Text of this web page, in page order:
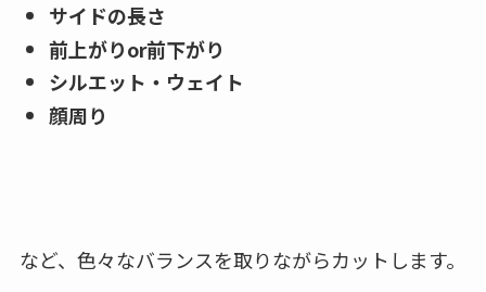
サイドの長さ
前上がりor前下がり
シルエット・ウェイト
顔周り
など、色々なバランスを取りながらカットします。